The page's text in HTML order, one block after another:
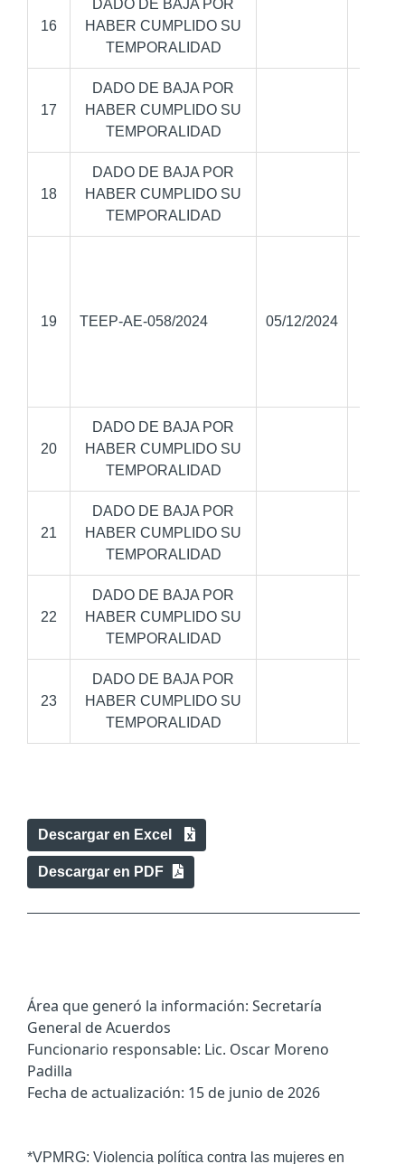
16
DADO DE BAJA POR
HABER CUMPLIDO SU
TEMPORALIDAD
17
DADO DE BAJA POR
HABER CUMPLIDO SU
TEMPORALIDAD
18
DADO DE BAJA POR
HABER CUMPLIDO SU
TEMPORALIDAD
19 TEEP-AE-058/2024 05/12/2024
20
DADO DE BAJA POR
HABER CUMPLIDO SU
TEMPORALIDAD
21
DADO DE BAJA POR
HABER CUMPLIDO SU
TEMPORALIDAD
22
DADO DE BAJA POR
HABER CUMPLIDO SU
TEMPORALIDAD
23
DADO DE BAJA POR
HABER CUMPLIDO SU
TEMPORALIDAD
Descargar en Excel
Descargar en PDF
Área que generó la información: Secretaría
General de Acuerdos
Funcionario responsable: Lic. Oscar Moreno
Padilla
Fecha de actualización: 15 de junio de 2026
*VPMRG: Violencia política contra las mujeres en